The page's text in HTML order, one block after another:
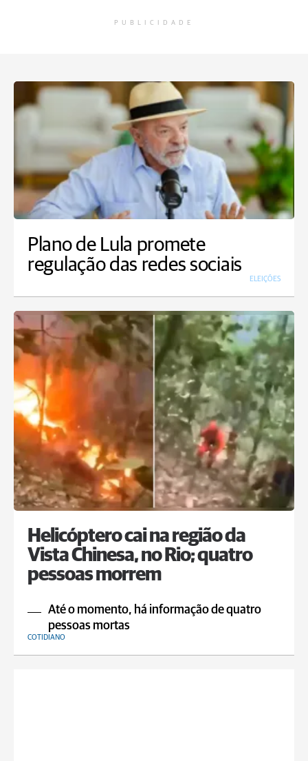
PUBLICIDADE
Plano de Lula promete
regulação das redes sociais
ELEIÇÕES
Helicóptero cai na região da
Vista Chinesa, no Rio; quatro
pessoas morrem
Até o momento, há informação de quatro
pessoas mortas
COTIDIANO